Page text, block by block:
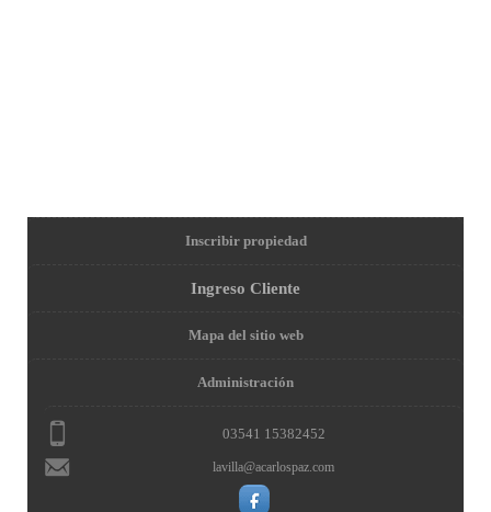
Inscribir propiedad
Ingreso Cliente
Mapa del sitio web
Administración
03541 15382452
lavilla@acarlospaz.com